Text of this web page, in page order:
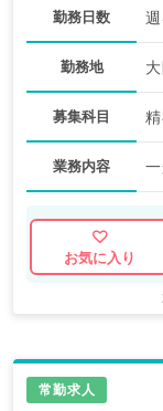
勤務日数
勤務地
募集科目
業務内容
お気に入り
常勤求人